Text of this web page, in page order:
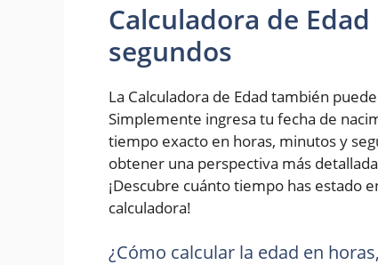
Calculadora de
segundos
La Calculadora de Edad también
Simplemente ingresa tu fecha de
tiempo exacto en horas, minutos y
obtener una perspectiva más
¡Descubre cuánto tiempo has estado
calculadora!
¿Cómo calcular la edad en